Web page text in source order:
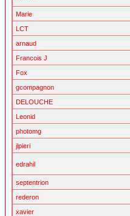
Marie
LCT
arnaud
Francois J
Fox
gcompagnon
DELOUCHE
Leonid
photomg
jlpieri
edrahil
septentrion
rederon
xavier